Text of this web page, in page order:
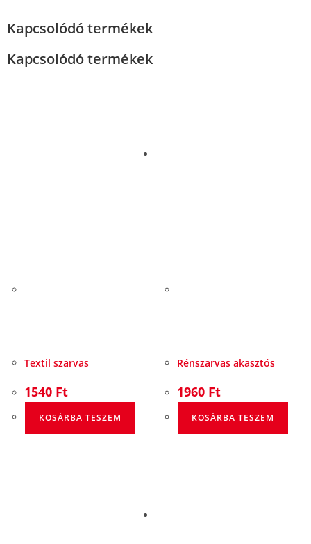
Kapcsolódó termékek
Kapcsolódó termékek
Textil szarvas
1540 Ft
KOSÁRBA TESZEM
Rénszarvas akasztós
1960 Ft
KOSÁRBA TESZEM